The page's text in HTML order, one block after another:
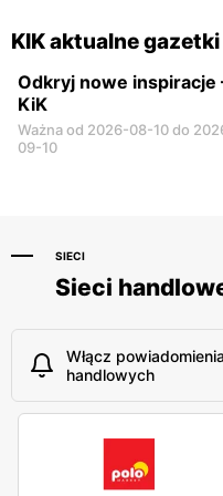
KIK aktualne
Odkryj nowe inspiracje
KiK
Ważna od 2026-08-10 do
09-10
SIECI
Sieci
Włącz
handlowych